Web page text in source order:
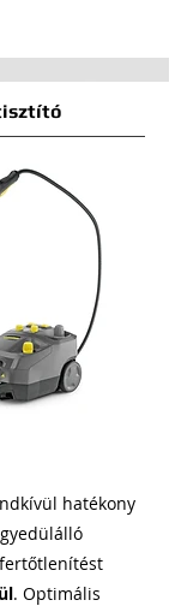
hatékony
. Optimális